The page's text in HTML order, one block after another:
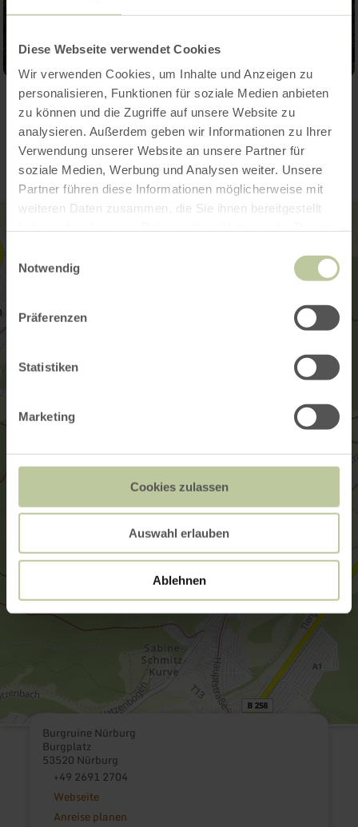
Diese Webseite verwendet Cookies
Wir verwenden Cookies, um Inhalte und Anzeigen zu
personalisieren, Funktionen für soziale Medien anbieten
zu können und die Zugriffe auf unsere Website zu
analysieren. Außerdem geben wir Informationen zu Ihrer
Verwendung unserer Website an unsere Partner für
soziale Medien, Werbung und Analysen weiter. Unsere
Partner führen diese Informationen möglicherweise mit
weiteren Daten zusammen, die Sie ihnen bereitgestellt
Notwendig
Präferenzen
Statistiken
Marketing
Cookies zulassen
Auswahl erlauben
Ablehnen
Kontakt
Burgruine Nürburg
Burgplatz
53520 Nürburg
+49 2691 2704
Webseite
Anreise planen